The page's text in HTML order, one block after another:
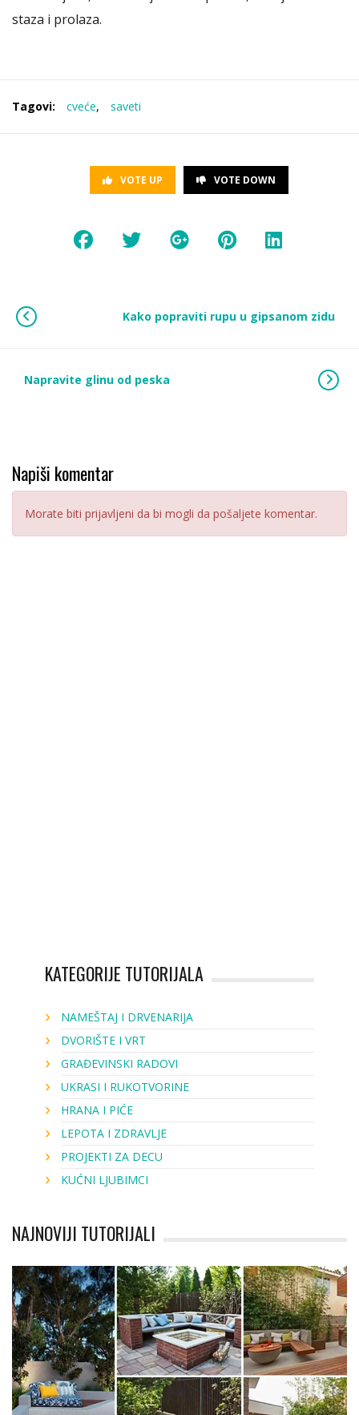
staza i prolaza.
Tagovi: cveće, saveti
VOTE UP VOTE DOWN
Kako popraviti rupu u gipsanom zidu
Napravite glinu od peska
Napiši komentar
Morate biti prijavljeni da bi mogli da pošaljete komentar.
KATEGORIJE TUTORIJALA
NAMEŠTAJ I DRVENARIJA
DVORIŠTE I VRT
GRAĐEVINSKI RADOVI
UKRASI I RUKOTVORINE
HRANA I PIĆE
LEPOTA I ZDRAVLJE
PROJEKTI ZA DECU
KUĆNI LJUBIMCI
NAJNOVIJI TUTORIJALI